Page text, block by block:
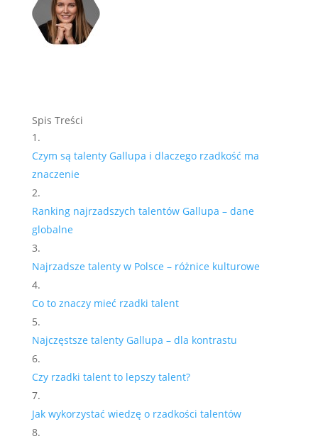
Spis Treści
Czym są talenty Gallupa i dlaczego rzadkość ma
znaczenie
Ranking najrzadszych talentów Gallupa – dane
globalne
Najrzadsze talenty w Polsce – różnice kulturowe
Co to znaczy mieć rzadki talent
Najczęstsze talenty Gallupa – dla kontrastu
Czy rzadki talent to lepszy talent?
Jak wykorzystać wiedzę o rzadkości talentów